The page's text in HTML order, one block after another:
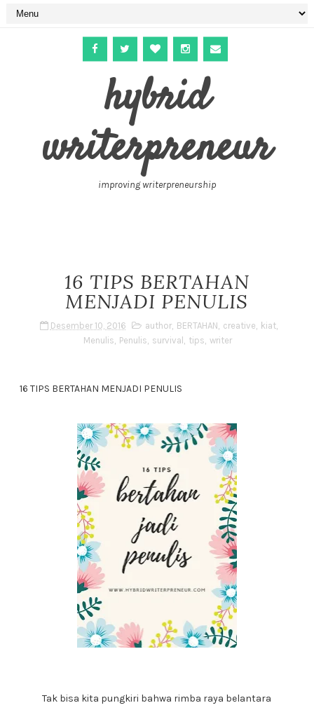
hybrid
writerpreneur
improving writerpreneurship
16 TIPS BERTAHAN
MENJADI PENULIS
Desember 10, 2016 author, BERTAHAN, creative, kiat,
Menulis, Penulis, survival , tips, writer
16 TIPS BERTAHAN MENJADI PENULIS
Tak bisa kita pungkiri bahwa rimba raya belantara